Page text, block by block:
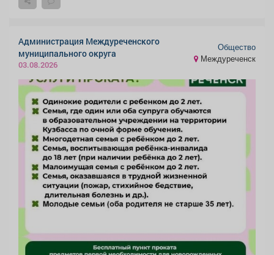
Администрация Междуреченского
муниципального округа
03.08.2026
Общество
Междуреченск